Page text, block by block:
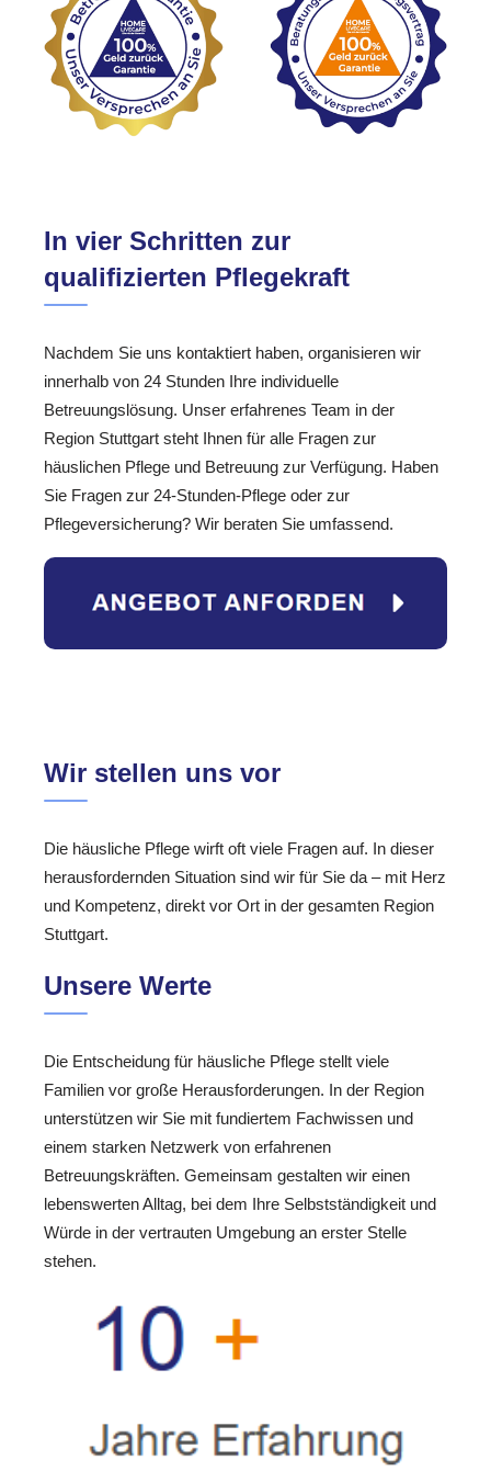
In vier Schritten zur
qualifizierten Pflegekraft
Nachdem Sie uns kontaktiert haben, organisieren wir
innerhalb von 24 Stunden Ihre individuelle
Betreuungslösung. Unser erfahrenes Team in der
Region Stuttgart steht Ihnen für alle Fragen zur
häuslichen Pflege und Betreuung zur Verfügung. Haben
Sie Fragen zur 24-Stunden-Pflege oder zur
Pflegeversicherung? Wir beraten Sie umfassend.
Wir stellen uns vor
Die häusliche Pflege wirft oft viele Fragen auf. In dieser
herausfordernden Situation sind wir für Sie da – mit Herz
und Kompetenz, direkt vor Ort in der gesamten Region
Stuttgart.
Unsere Werte
Die Entscheidung für häusliche Pflege stellt viele
Familien vor große Herausforderungen. In der Region
unterstützen wir Sie mit fundiertem Fachwissen und
einem starken Netzwerk von erfahrenen
Betreuungskräften. Gemeinsam gestalten wir einen
lebenswerten Alltag, bei dem Ihre Selbstständigkeit und
Würde in der vertrauten Umgebung an erster Stelle
stehen.